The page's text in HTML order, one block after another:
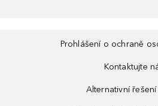
Prohlášení o ochraně
Kontaktujte
Alternativní